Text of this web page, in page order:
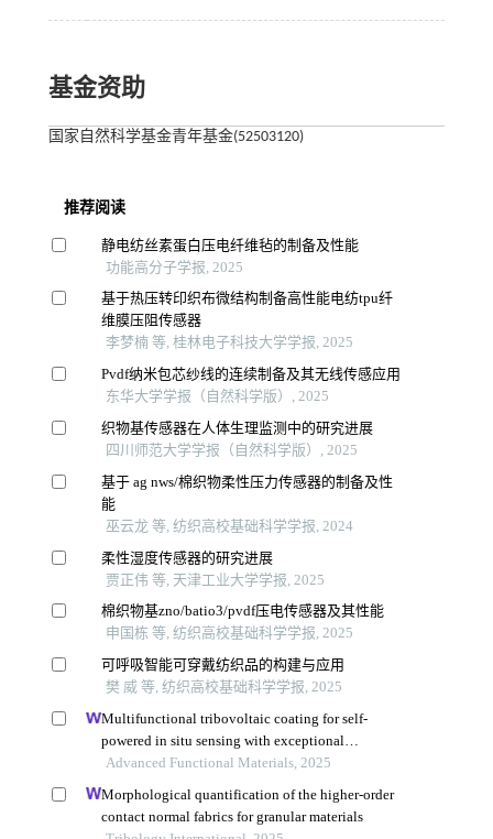
基金资助
国家自然科学基金青年基金(52503120)